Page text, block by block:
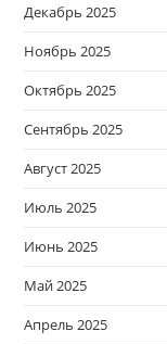
Декабрь 2025
Ноябрь 2025
Октябрь 2025
Сентябрь 2025
Август 2025
Июль 2025
Июнь 2025
Май 2025
Апрель 2025